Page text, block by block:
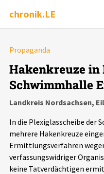
chronik.LE
Chronik
Leipziger Zustände
Schlaglichter
Propaganda
Hakenkreuze in
Schwimmhalle
Landkreis Nordsachsen,
In die Plexiglasscheibe der
mehrere Hakenkreuze
Ermittlungsverfahren
verfassungswidriger
keine Tatverdächtigen
Alle Ereignisse
Ereignisse
Ereignisse